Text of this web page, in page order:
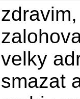
velky
smazat